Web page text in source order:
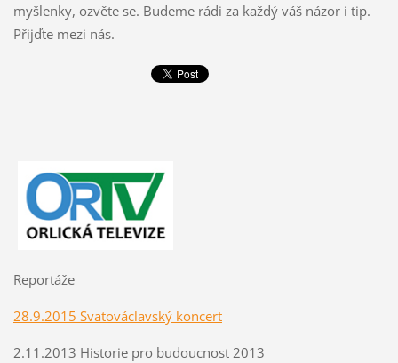
myšlenky, ozvěte se. Budeme rádi za každý váš názor i tip.
Přijďte mezi nás.
Reportáže
28.9.2015 Svatováclavský koncert
2.11.2013 Historie pro budoucnost 2013